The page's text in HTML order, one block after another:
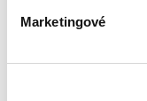
Marketingové